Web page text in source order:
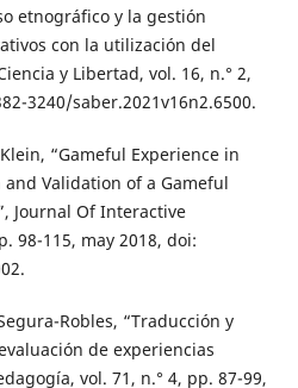
etnográfico y la gestión
con la utilización del
y Libertad, vol. 16, n.° 2,
3240/saber.2021v16n2.6500.
“Gameful Experience in
Validation of a Gameful
Journal Of Interactive
98-115, may 2018, doi:
Robles, “Traducción y
de experiencias
vol. 71, n.° 4, pp. 87-99,